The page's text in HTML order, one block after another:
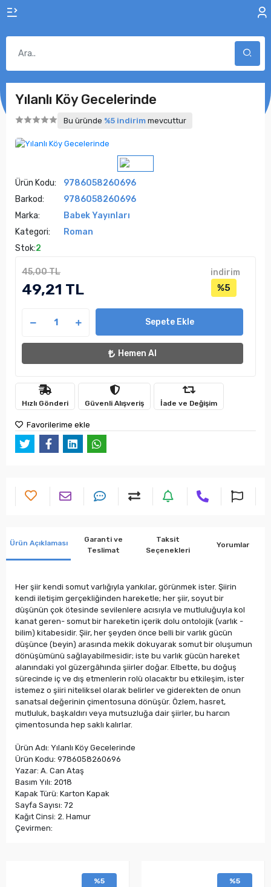
Yılanlı Köy Gecelerinde
Bu üründe %5 indirim mevcuttur
Ürün Kodu:
9786058260696
Barkod:
9786058260696
Marka:
Babek Yayınları
Kategori:
Roman
Stok:2
45,00 TL
49,21 TL
indirim
%5
Sepete Ekle
Hemen Al
Hızlı Gönderi Güvenli Alışveriş İade ve Değişim
Favorilerime ekle
Ürün Açıklaması
Garanti ve
Teslimat
Taksit
Seçenekleri
Yorumlar
Her şiir kendi somut varlığıyla yankılar, görünmek ister. Şiirin
kendi iletişim gerçekliğinden hareketle; her şiir, soyut bir
düşünün çok ötesinde sevilenlere acısıyla ve mutluluğuyla kol
kanat geren- somut bir hareketin içerik dolu ontolojik (varlık -
bilim) kitabesidir. Şiir, her şeyden önce belli bir varlık gücün
düşünce (beyin) arasında mekik dokuyarak somut bir oluşumun
dönüşümünü sağlayabilmesidir; iste bu varlık gücün hareket
alanındaki yol güzergâhında şiirler doğar. Elbette, bu doğuş
sürecinde iç ve dış etmenlerin rolü olacaktır bu etkileşim, ister
istemez o şiiri niteliksel olarak belirler ve giderekten de onun
sanatsal değerinin çimentosuna dönüşür. Özlem, hasret,
mutluluk, başkaldırı veya mutsuzluğa dair şiirler, bu harcın
çimentosunda hep saklı kalırlar.
Ürün Adı: Yılanlı Köy Gecelerinde
Ürün Kodu: 9786058260696
Yazar: A. Can Ataş
Basım Yılı: 2018
Kapak Türü: Karton Kapak
Sayfa Sayısı: 72
Kağıt Cinsi: 2. Hamur
Çevirmen:
%5 %5